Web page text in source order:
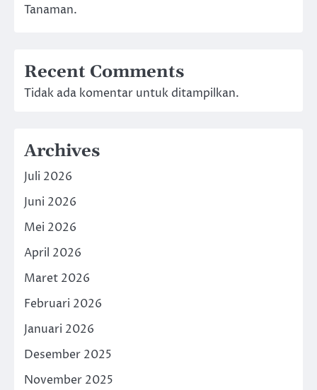
Tanaman.
Recent Comments
Tidak ada komentar untuk ditampilkan.
Archives
Juli 2026
Juni 2026
Mei 2026
April 2026
Maret 2026
Februari 2026
Januari 2026
Desember 2025
November 2025